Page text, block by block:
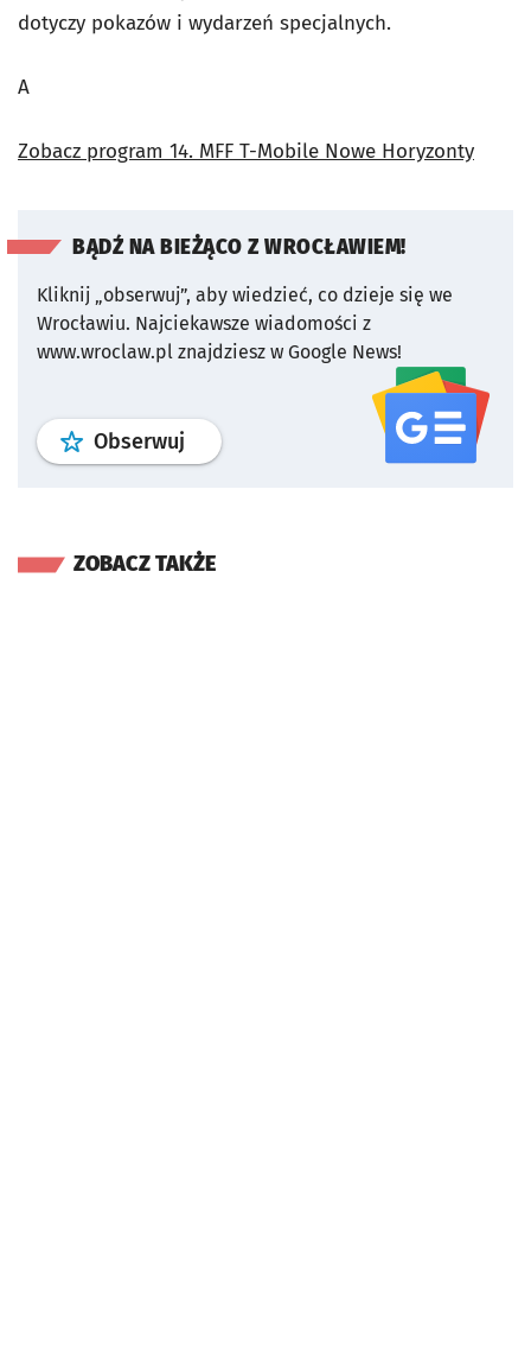
dotyczy pokazów i wydarzeń specjalnych.
A
Zobacz program 14. MFF T-Mobile Nowe Horyzonty
BĄDŹ NA BIEŻĄCO Z WROCŁAWIEM!
Kliknij „obserwuj”, aby wiedzieć, co dzieje się we
Wrocławiu. Najciekawsze wiadomości z
www.wroclaw.pl znajdziesz w Google News!
Obserwuj profil serwisu
ZOBACZ TAKŻE